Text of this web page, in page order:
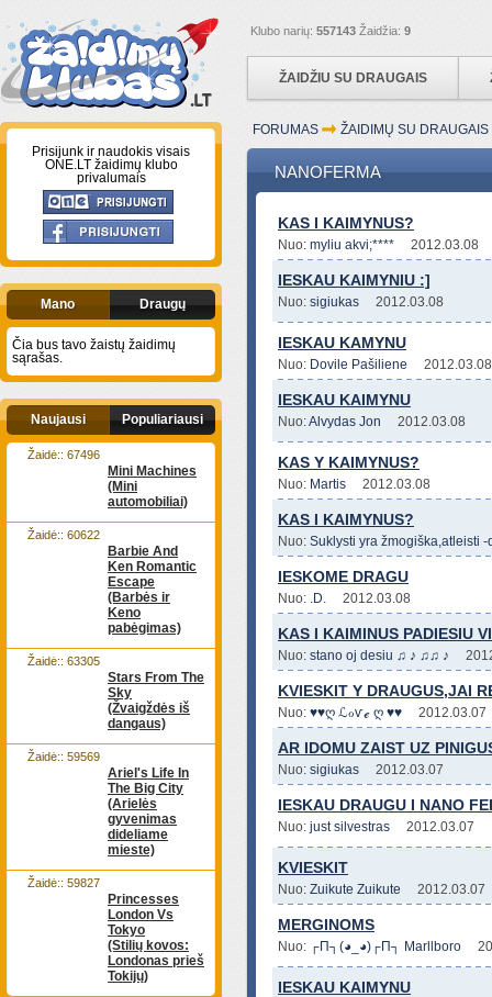
Klubo narių: 557143 Žaidžia: 9
ŽAIDŽIU SU DRAUGAIS
Prisijunk ir naudokis visais
ONE.LT žaidimų klubo
privalumais
Mano Draugų
Čia bus tavo žaistų žaidimų
sąrašas.
Naujausi Populiariausi
Mini Machines
(Mini
automobiliai)
Žaidė:: 67496
Barbie And
Ken Romantic
Escape
(Barbės ir
Keno
pabėgimas)
Žaidė:: 60622
Stars From The
Sky
(Žvaigždės iš
dangaus)
Žaidė:: 63305
Ariel's Life In
The Big City
(Arielės
gyvenimas
dideliame
mieste)
Žaidė:: 59569
Princesses
London Vs
Tokyo
(Stilių kovos:
Londonas prieš
Tokijų)
Žaidė:: 59827
FORUMAS ŽAIDIMŲ SU
NANOFERMA
KAS I KAIMYNUS?
Nuo: myliu akvi;**** 2012.03.08
IESKAU KAIMYNIU :]
Nuo: sigiukas 2012.03.08
IESKAU KAMYNU
Nuo: Dovile Pašiliene 2012.03.08
IESKAU KAIMYNU
Nuo:Alvydas Jon 2012.03.08
KAS Y KAIMYNUS?
Nuo: Martis 2012.03.08
KAS I KAIMYNUS?
Nuo: Suklysti yra žmogiška,atleisti -
IESKOME DRAGU
Nuo: .D. 2012.03.08
KAS I KAIMINUS PADIESIU
Nuo: stano oj desiu ♫ ♪ ♫♫ ♪
KVIESKIT Y DRAUGUS,JAI
Nuo: ♥♥ღ ℒℴѵℯ ღ ♥♥ 2012.03.07
AR IDOMU ZAIST UZ
Nuo: sigiukas 2012.03.07
IESKAU DRAUGU I NANO
Nuo: just silvestras 2012.03.07
KVIESKIT
Nuo: Zuikute Zuikute 2012.03.07
MERGINOMS
Nuo: ┌П┐(◕_◕)┌П┐ Marllboro
IESKAU KAIMYNU